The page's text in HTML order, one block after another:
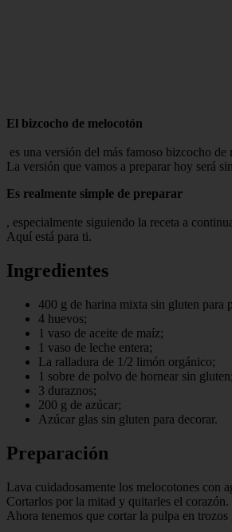
El bizcocho de melocotón
es una versión del más famoso bizcocho
La versión que vamos a preparar hoy será
Es realmente simple de preparar
, especialmente siguiendo la receta a
Aquí está para ti.
Ingredientes
400 g de harina mixta sin gluten para
4 huevos;
1 vaso de aceite de maíz;
1 vaso de leche entera;
La ralladura de 1/2 limón orgánico;
1 sobre de polvo de hornear sin gluten;
3 duraznos;
200 g de azúcar;
Azúcar glas sin gluten para decorar.
Preparación
Lava cuidadosamente los melocotones con
Cortarlos por la mitad y quitarles el corazón.
Ahora tenemos que cortar la pulpa en